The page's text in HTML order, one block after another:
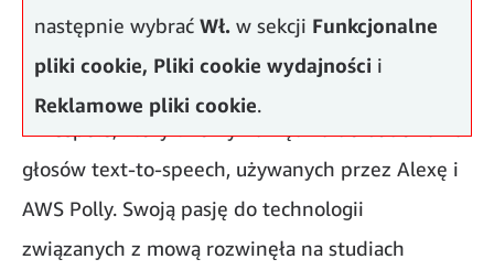
następnie wybrać Wł. w sekcji Funkcjonalne
pliki cookie, Pliki cookie wydajności i
Reklamowe pliki cookie.
głosów text-to-speech, używanych przez Alexę i
AWS Polly. Swoją pasję do technologii
związanych z mową rozwinęła na studiach